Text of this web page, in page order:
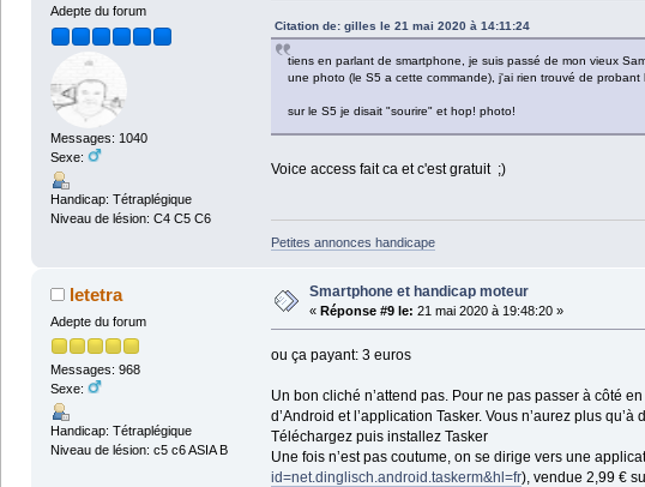
Adepte du forum
Messages: 1040
Sexe:
Handicap: Tétraplégique
Niveau de lésion: C4 C5 C6
Citation de: gilles le 21 mai 2020 à 14:11:24
tiens en parlant de smartphone, je suis passé de mon vieux
une photo (le S5 a cette commande), j'ai rien trouvé de
sur le S5 je disait "sourire" et hop! photo!
Voice access fait ca et c'est gratuit ;)
Petites annonces handicape
letetra
Adepte du forum
Messages: 968
Sexe:
Handicap: Tétraplégique
Niveau de lésion: c5 c6 ASIA B
Smartphone et handicap moteur
« Réponse #9 le: 21 mai 2020 à 19:48:20 »
ou ça payant: 3 euros
Un bon cliché n’attend pas. Pour ne pas passer à côté
d’Android et l’application Tasker. Vous n’aurez plus
Téléchargez puis installez Tasker
Une fois n’est pas coutume, on se dirige vers une
id=net.dinglisch.android.taskerm&hl=fr), vendue 2,99 €